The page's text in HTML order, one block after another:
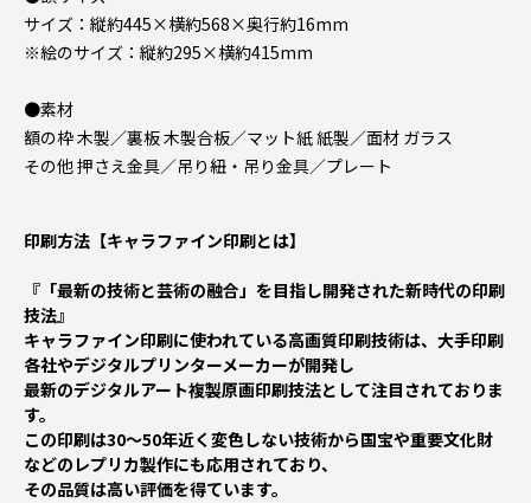
サイズ：縦約445×横約568×奥行約16mm
※絵のサイズ：縦約295×横約415mm
●素材
額の枠 木製／裏板 木製合板／マット紙 紙製／面材 ガラス
その他 押さえ金具／吊り紐・吊り金具／プレート
印刷方法【キャラファイン印刷とは】
『「最新の技術と芸術の融合」を目指し開発された新時代の印刷
技法』
キャラファイン印刷に使われている高画質印刷技術は、大手印刷
各社やデジタルプリンターメーカーが開発し
最新のデジタルアート複製原画印刷技法として注目されておりま
す。
この印刷は30～50年近く変色しない技術から国宝や重要文化財
などのレプリカ製作にも応用されており、
その品質は高い評価を得ています。